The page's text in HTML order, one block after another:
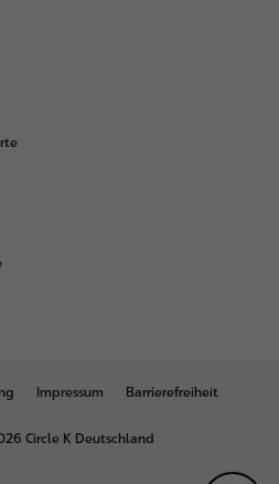
Impressum Barrierefreiheit
Circle K Deutschland